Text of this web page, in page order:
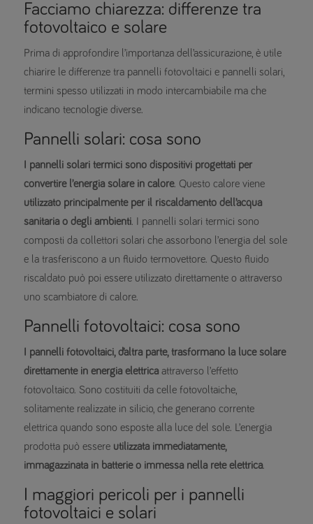
Facciamo chiarezza: differenze tra
fotovoltaico e solare
Prima di approfondire l’importanza dell’assicurazione, è utile
chiarire le differenze tra pannelli fotovoltaici e pannelli solari,
termini spesso utilizzati in modo intercambiabile ma che
indicano tecnologie diverse.
Pannelli solari: cosa sono
I pannelli solari termici sono dispositivi progettati per
convertire l’energia solare in calore. Questo calore viene
utilizzato principalmente per il riscaldamento dell’acqua
sanitaria o degli ambienti. I pannelli solari termici sono
composti da collettori solari che assorbono l’energia del sole
e la trasferiscono a un fluido termovettore. Questo fluido
riscaldato può poi essere utilizzato direttamente o attraverso
uno scambiatore di calore.
Pannelli fotovoltaici: cosa sono
I pannelli fotovoltaici, d’altra parte, trasformano la luce solare
direttamente in energia elettrica attraverso l’effetto
fotovoltaico. Sono costituiti da celle fotovoltaiche,
solitamente realizzate in silicio, che generano corrente
elettrica quando sono esposte alla luce del sole. L’energia
prodotta può essere utilizzata immediatamente,
immagazzinata in batterie o immessa nella rete elettrica.
I maggiori pericoli per i pannelli
fotovoltaici e solari